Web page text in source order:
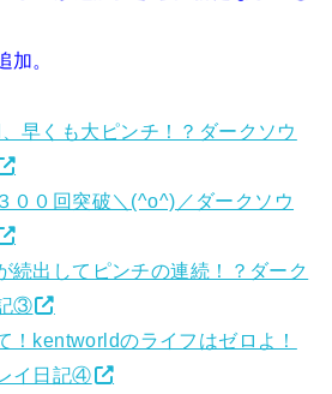
加。
早くも大ピンチ！？ダークソウ
００回突破＼(^o^)／ダークソウ
続出してピンチの連続！？ダーク
③
！kentworldのライフはゼロよ！
イ日記④